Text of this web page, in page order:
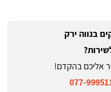
בנווה ירק
אליכם בהקדם!
077-